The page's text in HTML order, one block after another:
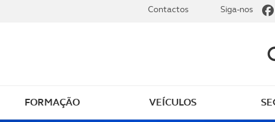
FORMAÇÃO VEÍCULOS
Contactos Siga-nos